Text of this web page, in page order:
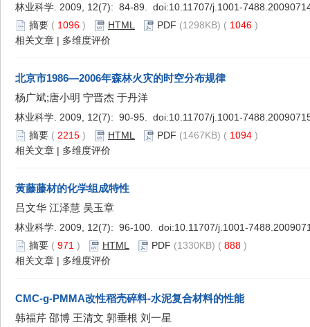
林业科学. 2009, 12(7): 84-89. doi:10.11707/j.1001-
摘要 ( 1096 ) HTML PDF (1298KB) ( 1046 )
相关文章 | 多维度评价
北京市1986—2006年森林火灾的时空分布规律
杨广斌;唐小明 宁晋杰 于丹洋
林业科学. 2009, 12(7): 90-95. doi:10.11707/j.1001-
摘要 ( 2215 ) HTML PDF (1467KB) ( 1094 )
相关文章 | 多维度评价
黄藤藤材的化学组成特性
吕文华 江泽慧 吴玉章
林业科学. 2009, 12(7): 96-100. doi:10.11707/j.1001-
摘要 ( 971 ) HTML PDF (1330KB) ( 888 )
相关文章 | 多维度评价
CMC-g-PMMA改性稻壳碎料-水泥复合材料的性能
韩福芹 邵博 王清文 郭垂根 刘一星